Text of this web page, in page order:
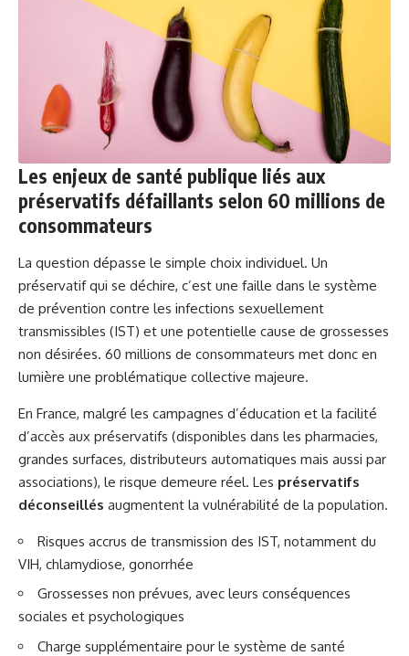
Les enjeux de santé publique liés aux
préservatifs défaillants selon 60 millions de
consommateurs
La question dépasse le simple choix individuel. Un
préservatif qui se déchire, c’est une faille dans le système
de prévention contre les infections sexuellement
transmissibles (IST) et une potentielle cause de grossesses
non désirées. 60 millions de consommateurs met donc en
lumière une problématique collective majeure.
En France, malgré les campagnes d’éducation et la facilité
d’accès aux préservatifs (disponibles dans les pharmacies,
grandes surfaces, distributeurs automatiques mais aussi par
associations), le risque demeure réel. Les préservatifs
déconseillés augmentent la vulnérabilité de la population.
Risques accrus de transmission des IST, notamment du
VIH, chlamydiose, gonorrhée
Grossesses non prévues, avec leurs conséquences
sociales et psychologiques
Charge supplémentaire pour le système de santé